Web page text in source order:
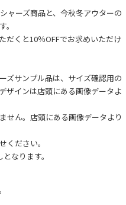
ャーズ商品と、今秋冬アウターの
だくと10％OFFでお求めいただけ
ズサンプル品は、サイズ確認用の
ザインは店頭にある画像データよ
せん。店頭にある画像データより
ださい。
なります。